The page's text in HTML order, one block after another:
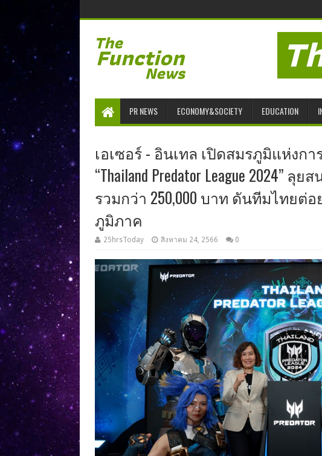
PR NEWS ECONOMY&SOCIETY EDUCATION
เอเซอร์ - อินเทล เปิดสมรภูมิแห่งก
“Thailand Predator League 2024”
รวมกว่า 250,000 บาท ดันทีมไทยต่
ภูมิภาค
25hrsToday สิงหาคม 24, 2566 0